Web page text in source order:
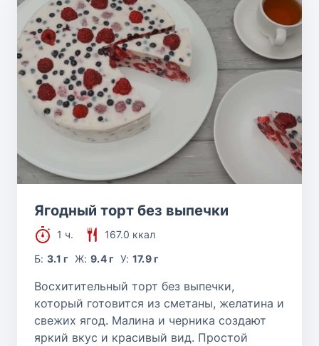
Ягодный торт без выпечки
1 ч.
167.0 ккал
Б:3.1 г Ж: 9.4 г У: 17.9 г
Восхитительный торт без выпечки,
который готовится из сметаны, желатина и
свежих ягод. Малина и черника создают
яркий вкус и красивый вид. Простой